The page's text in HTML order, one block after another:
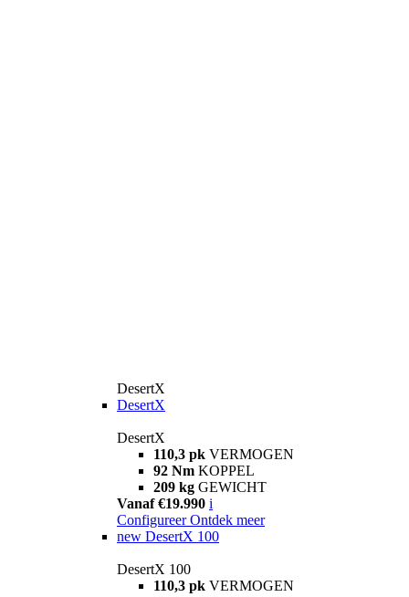
DesertX
DesertX
DesertX
110,3 pk VERMOGEN
92 Nm KOPPEL
209 kg GEWICHT
Vanaf €19.990 i
Configureer Ontdek meer
new DesertX 100
DesertX 100
110,3 pk VERMOGEN